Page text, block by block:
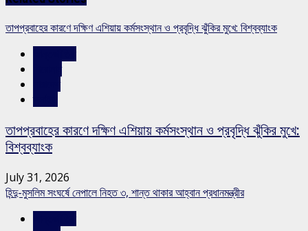
তাপপ্রবাহের কারণে দক্ষিণ এশিয়ায় কর্মসংস্থান ও প্রবৃদ্ধি ঝুঁকির মুখে: বিশ্বব্যাংক
তাপপ্রবাহের কারণে দক্ষিণ এশিয়ায় কর্মসংস্থান ও প্রবৃদ্ধি ঝুঁকির মুখে:
বিশ্বব্যাংক
July 31, 2026
হিন্দু-মুসলিম সংঘর্ষে নেপালে নিহত ৩, শান্ত থাকার আহ্বান প্রধানমন্ত্রীর